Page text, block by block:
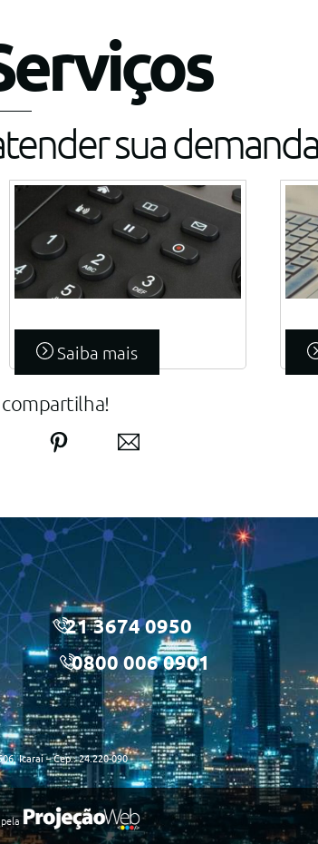
sua
Saiba mais
21 3674 0950
0800 006 0901
Icaraí – Cep.: 24.220-090